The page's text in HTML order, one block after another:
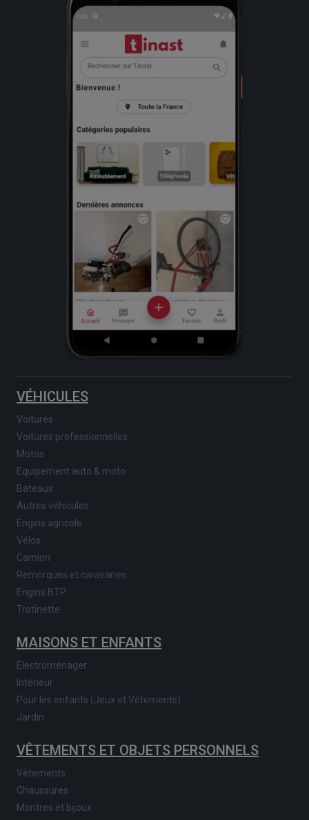
VÉHICULES
Voitures
Voitures professionnelles
Motos
Equipement auto & moto
Bateaux
Autres véhicules
Engins agricole
Vélos
Camion
Remorques et caravanes
Engins BTP
Trotinette
MAISONS ET ENFANTS
Electroménager
Intérieur
Pour les enfants (Jeux et Vêtements)
Jardin
VÊTEMENTS ET OBJETS PERSONNELS
Vêtements
Chaussures
Montres et bijoux